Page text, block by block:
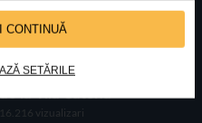
CONTINUĂ
SETĂRILE
CLIPA DE ARTA
în expoziția HOME
de la Vila Catena
16.216 vizualizari